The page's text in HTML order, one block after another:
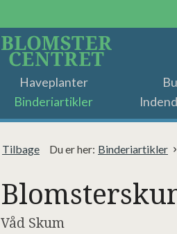
Haveplanter
Binderiartikler
Tilbage Du er her: Binderiartikler
Våd Skum